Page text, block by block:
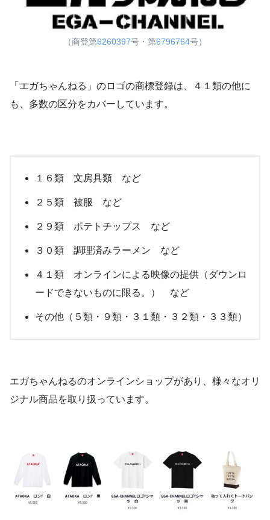
（商登第6260397号・第6796764号）
「エガちゃんねる」のロゴの商標登録は、４１類の他に
も、多数の区分をカバーしています。
１６類 文房具類 など
２５類 被服 など
２９類 ポテトチップス など
３０類 調理済みラーメン など
４１類 オンラインによる映像の提供（ダウンロ
ードできないものに限る。） など
その他（５類・９類・３１類・３２類・３３類）
エガちゃんねるのオンラインショップがあり、様々なオリ
ジナル商品を取り扱っています。